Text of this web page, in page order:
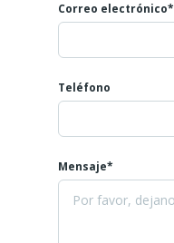
Correo electrónico*
Teléfono
Mensaje*